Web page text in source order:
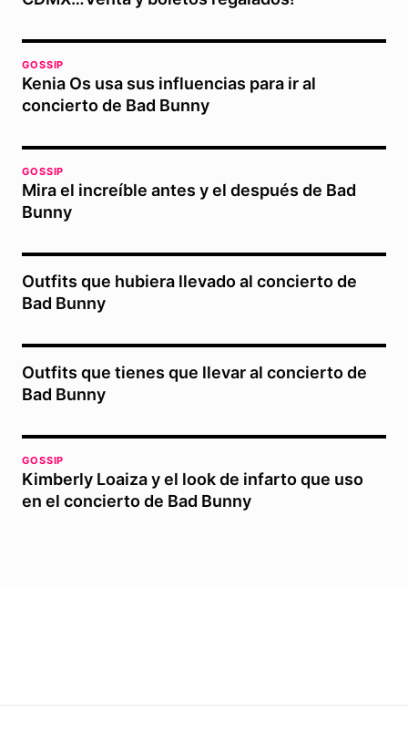
GOSSIP
Kenia Os usa sus influencias para ir al
concierto de Bad Bunny
GOSSIP
Mira el increíble antes y el después de Bad
Bunny
Outfits que hubiera llevado al concierto de
Bad Bunny
Outfits que tienes que llevar al concierto de
Bad Bunny
GOSSIP
Kimberly Loaiza y el look de infarto que uso
en el concierto de Bad Bunny